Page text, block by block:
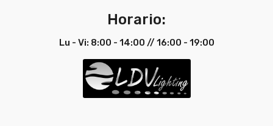
Horario:
Lu - Vi: 8:00 - 14:00 // 16:00 - 19:00